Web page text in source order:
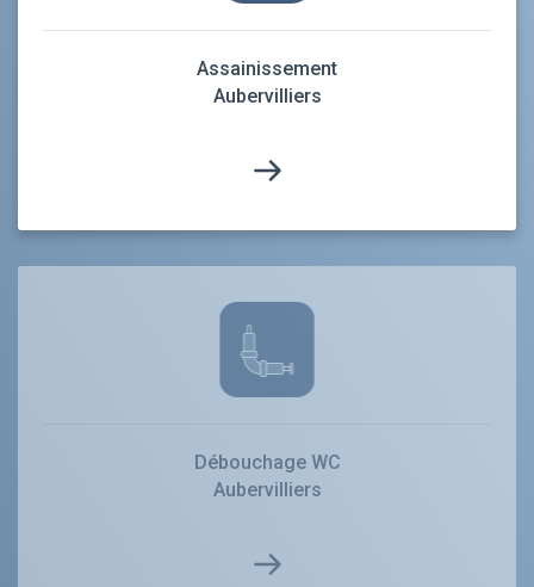
Assainissement
Aubervilliers
Débouchage WC
Aubervilliers